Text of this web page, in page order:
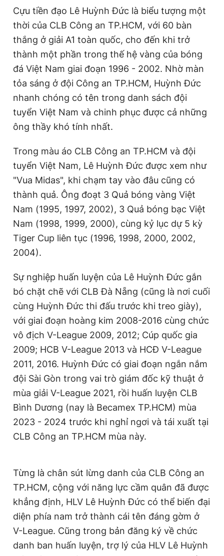
Cựu tiền đạo Lê Huỳnh Đức là biểu tượng một
thời của CLB Công an TP.HCM, với 60 bàn
thắng ở giải A1 toàn quốc, cho đến khi trở
thành một phần trong thế hệ vàng của bóng
đá Việt Nam giai đoạn 1996 - 2002. Nhờ màn
tỏa sáng ở đội Công an TP.HCM, Huỳnh Đức
nhanh chóng có tên trong danh sách đội
tuyển Việt Nam và chinh phục được cả những
ông thầy khó tính nhất.
Trong màu áo CLB Công an TP.HCM và đội
tuyển Việt Nam, Lê Huỳnh Đức được xem như
"Vua Midas", khi chạm tay vào đâu cũng có
thành quả. Ông đoạt 3 Quả bóng vàng Việt
Nam (1995, 1997, 2002), 3 Quả bóng bạc Việt
Nam (1998, 1999, 2000), cùng kỷ lục dự 5 kỳ
Tiger Cup liên tục (1996, 1998, 2000, 2002,
2004).
Sự nghiệp huấn luyện của Lê Huỳnh Đức gắn
bó chặt chẽ với CLB Đà Nẵng (cũng là nơi cuối
cùng Huỳnh Đức thi đấu trước khi treo giày),
với giai đoạn hoàng kim 2008-2016 cùng chức
vô địch V-League 2009, 2012; Cúp quốc gia
2009; HCB V-League 2013 và HCĐ V-League
2011, 2016. Huỳnh Đức có giai đoạn ngắn nắm
đội Sài Gòn trong vai trò giám đốc kỹ thuật ở
mùa giải V-League 2021, rồi huấn luyện CLB
Bình Dương (nay là Becamex TP.HCM) mùa
2023 - 2024 trước khi nghỉ ngơi và tái xuất tại
CLB Công an TP.HCM mùa này.
Từng là chân sút lừng danh của CLB Công an
TP.HCM, cộng với năng lực cầm quân đã được
khẳng định, HLV Lê Huỳnh Đức có thể biến đại
diện phía nam trở thành cái tên đáng gờm ở
V-League. Cũng trong bản đăng ký về chức
danh ban huấn luyện, trợ lý của HLV Lê Huỳnh